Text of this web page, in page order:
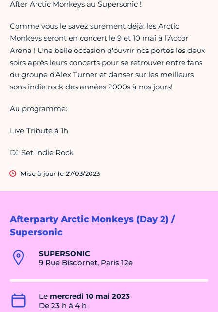
Afterparty Arctic Monkeys (Day 2) /
Supersonic
SUPERSONIC
9 Rue Biscornet, Paris 12e
Le mercredi 10 mai 2023
De 23 h à 4 h
After Arctic Monkeys au Supersonic !
Comme vous le savez surement déjà, les Arctic
Monkeys seront en concert le 9 et 10 mai à l’Accor
Arena ! Une belle occasion d'ouvrir nos portes les deux
soirs après leurs concerts pour se retrouver entre fans
du groupe d'Alex Turner et danser sur les meilleurs
sons indie rock des années 2000s à nos jours!
Au programme:
Live Tribute à 1h
DJ Set Indie Rock
Mise à jour le 27/03/2023